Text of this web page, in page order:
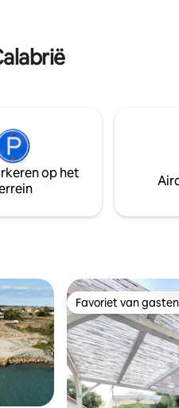
op het
Favoriet van gasten
Favoriet van gasten